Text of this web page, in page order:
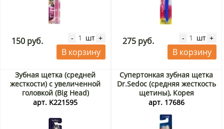
150 руб. - шт +
В корзину
275 руб. - шт +
В корзину
Зубная щетка (средней
жесткости) с увеличенной
головкой (Big Head)
Oradense, Корея
арт. K221595
Супертонкая зубная щетка
Dr.Sedoc (средняя жесткость
щетины), Корея
арт. 17686